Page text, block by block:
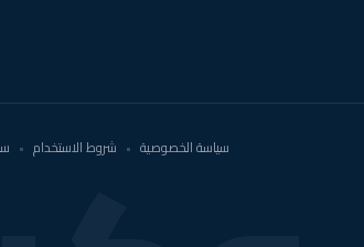
سياسة الخصوصية • شروط الاستخدام •